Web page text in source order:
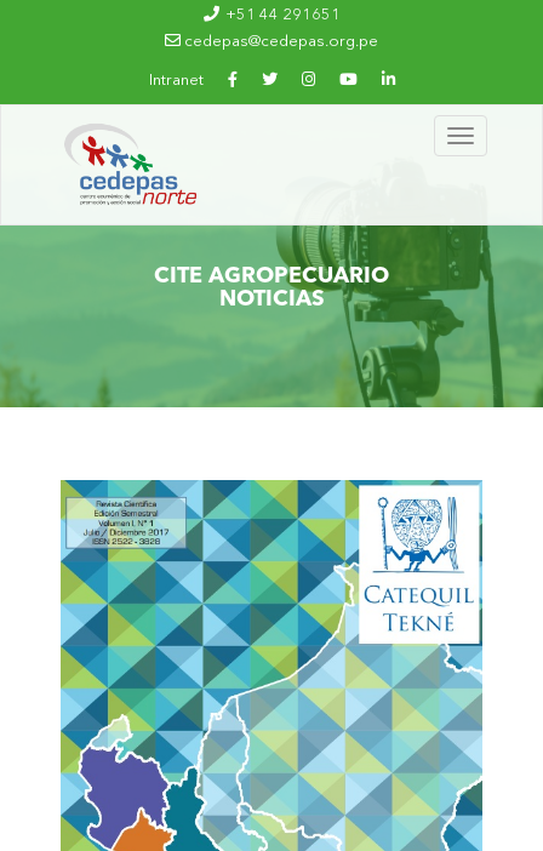
+51 44 291651
cedepas@cedepas.org.pe
Intranet
Toggle
navigation
CITE AGROPECUARIO
NOTICIAS